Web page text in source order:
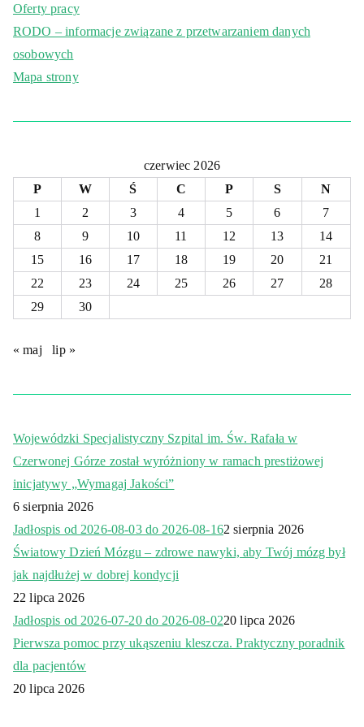
Oferty pracy
RODO – informacje związane z przetwarzaniem danych
osobowych
Mapa strony
czerwiec 2026
P
W Ś C P S
N
1
2 3 4 5 6
7
8
9 10 11 12 13
14
15
16 17 18 19 20
21
22
23 24 25 26 27
28
29
30
« maj lip »
Wojewódzki Specjalistyczny Szpital im. Św. Rafała w
Czerwonej Górze został wyróżniony w ramach prestiżowej
inicjatywy „Wymagaj Jakości”
6 sierpnia 2026
Jadłospis od 2026-08-03 do 2026-08-162 sierpnia 2026
Światowy Dzień Mózgu – zdrowe nawyki, aby Twój mózg był
jak najdłużej w dobrej kondycji
22 lipca 2026
Jadłospis od 2026-07-20 do 2026-08-0220 lipca 2026
Pierwsza pomoc przy ukąszeniu kleszcza. Praktyczny poradnik
dla pacjentów
20 lipca 2026